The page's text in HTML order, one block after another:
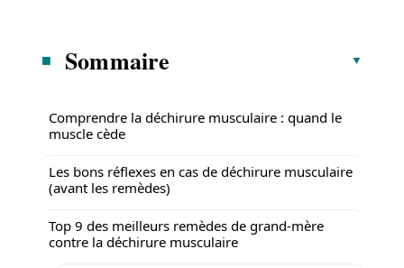
Sommaire
Comprendre la déchirure musculaire : quand le
muscle cède
Les bons réflexes en cas de déchirure musculaire
(avant les remèdes)
Top 9 des meilleurs remèdes de grand-mère
contre la déchirure musculaire